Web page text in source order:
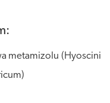
metamizolu (Hyoscini